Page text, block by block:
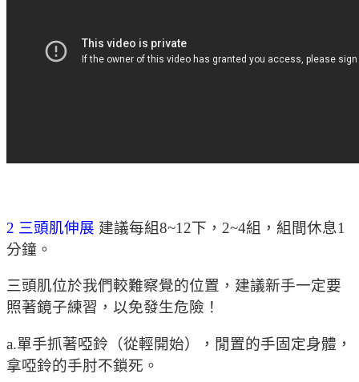
2 三頭肌伸展 建議每組8~12下，2~4組，組間休息1
分鐘。
三頭肌位於我們較難察覺的位置，建議新手一定要
照著鏡子練習，以免發生危險！
a.單手抓著啞鈴（從輕開始），閒置的手固定身體，
拿啞鈴的手肘不鎖死。